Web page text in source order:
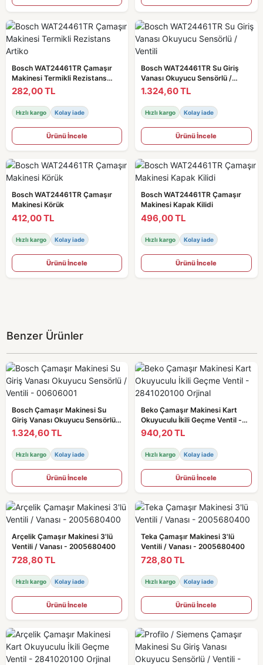
Bosch WAT24461TR Çamaşır
Makinesi Termikli Rezistans
Artiko
282,00 TL
Hızlı kargo Kolay iade
Ürünü İncele
Bosch WAT24461TR Su Giriş
Vanası Okuyucu Sensörlü /
Ventili
1.324,60 TL
Hızlı kargo Kolay iade
Ürünü İncele
Bosch WAT24461TR Çamaşır
Makinesi Körük
412,00 TL
Hızlı kargo Kolay iade
Ürünü İncele
Bosch WAT24461TR Çamaşır
Makinesi Kapak Kilidi
496,00 TL
Hızlı kargo Kolay iade
Ürünü İncele
Benzer Ürünler
Bosch Çamaşır Makinesi Su
Giriş Vanası Okuyucu Sensörlü /
Ventili - 00606001
1.324,60 TL
Hızlı kargo Kolay iade
Ürünü İncele
Beko Çamaşır Makinesi Kart
Okuyuculu İkili Geçme Ventil -
2841020100 Orjinal
940,20 TL
Hızlı kargo Kolay iade
Ürünü İncele
Arçelik Çamaşır Makinesi 3'lü
Ventili / Vanası - 2005680400
728,80 TL
Hızlı kargo Kolay iade
Ürünü İncele
Teka Çamaşır Makinesi 3'lü
Ventili / Vanası - 2005680400
728,80 TL
Hızlı kargo Kolay iade
Ürünü İncele